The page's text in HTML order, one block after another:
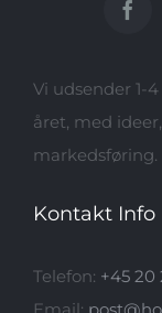
Vi udsender 1-
året, med
markedsføring.
Kontakt Info
Telefon: +45 20
Email: